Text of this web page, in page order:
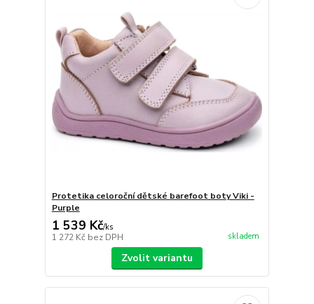
Protetika celoroční dětské barefoot boty Viki -
Purple
1 539 Kč/ks
1 272 Kč bez DPH skladem
Zvolit variantu